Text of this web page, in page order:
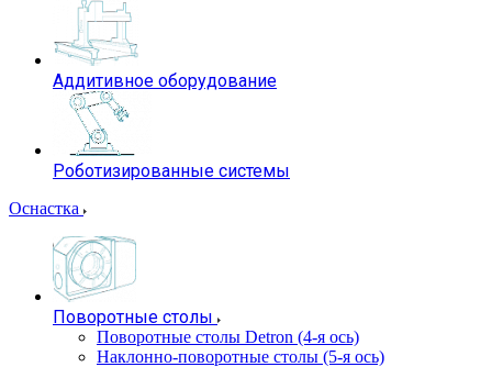
Аддитивное оборудование
Роботизированные системы
Оснастка
Поворотные столы
Поворотные столы Detron (4-я ось)
Наклонно-поворотные столы (5-я ось)